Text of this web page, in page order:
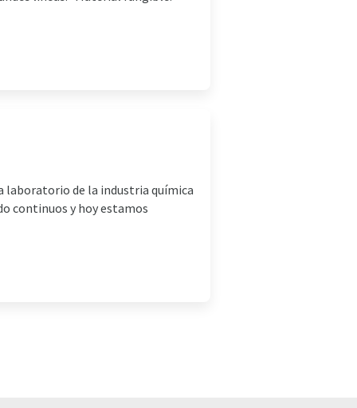
laboratorio de la industria química
continuos y hoy estamos